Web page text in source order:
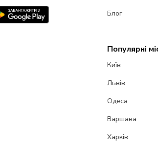
Блог
Популярні
Київ
Львів
Одеса
Варшава
Харків